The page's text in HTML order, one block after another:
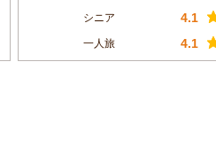
シニア 4.1
一人旅 4.1